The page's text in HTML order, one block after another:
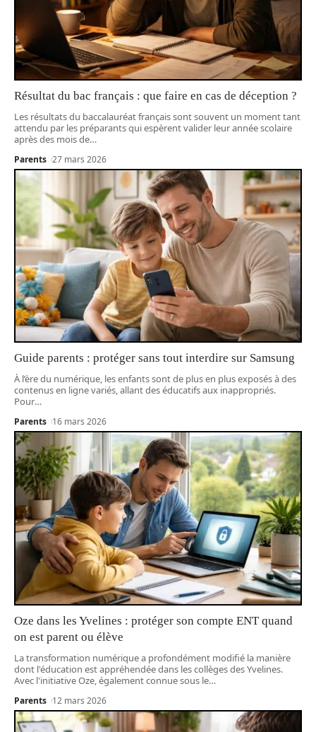
Résultat du bac français : que faire en cas de déception ?
Les résultats du baccalauréat français sont souvent un moment tant
attendu par les préparants qui espèrent valider leur année scolaire
après des mois de…
Parents 27 mars 2026
Guide parents : protéger sans tout interdire sur Samsung
À l’ère du numérique, les enfants sont de plus en plus exposés à des
contenus en ligne variés, allant des éducatifs aux inappropriés.
Pour…
Parents 16 mars 2026
Oze dans les Yvelines : protéger son compte ENT quand
on est parent ou élève
La transformation numérique a profondément modifié la manière
dont l'éducation est appréhendée dans les collèges des Yvelines.
Avec l'initiative Oze, également connue sous le…
Parents 12 mars 2026